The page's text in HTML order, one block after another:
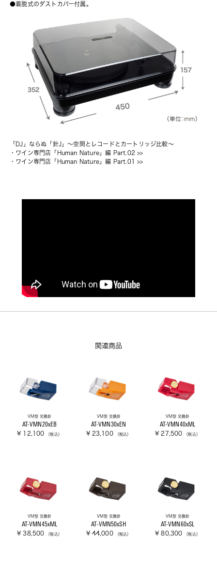
●着脱式のダストカバー付属。
「DJ」ならぬ「針J」〜空間とレコードとカートリッジ比較〜
・ ワイン専門店「Human Nature」編 Part.02 >>
・ ワイン専門店「Human Nature」編 Part.01 >>
関連商品
VM型 交換針
AT-VMN20xEB
¥ 12,100 （税込）
VM型 交換針
AT-VMN30xEN
¥ 23,100 （税込）
VM型 交換針
AT-VMN40xML
¥ 27,500 （税込）
VM型 交換針
AT-VMN45xML
¥ 38,500 （税込）
VM型 交換針
AT-VMN50xSH
¥ 44,000 （税込）
VM型 交換針
AT-VMN60xSL
¥ 80,300 （税込）